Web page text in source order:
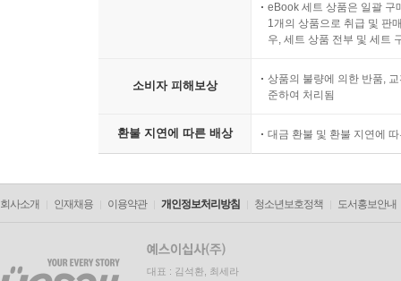
eBook 세트 상품은 일괄 구
1개의 상품으로 취급 및 판
우, 세트 상품 전부 및 세트
소비자 피해보상
상품의 불량에 의한 반품,
준하여 처리됨
환불 지연에 따른 배상 대금 환불 및 환불 지연에
회사소개 인재채용 이용약관 개인정보처리방침 청소년보호정책 도서홍보안내
대표 : 김석환, 최세라